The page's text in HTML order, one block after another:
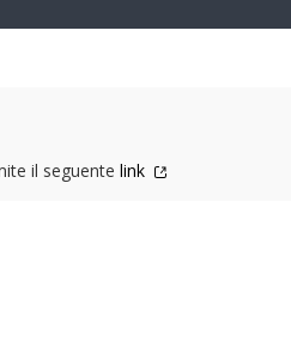
il seguente link